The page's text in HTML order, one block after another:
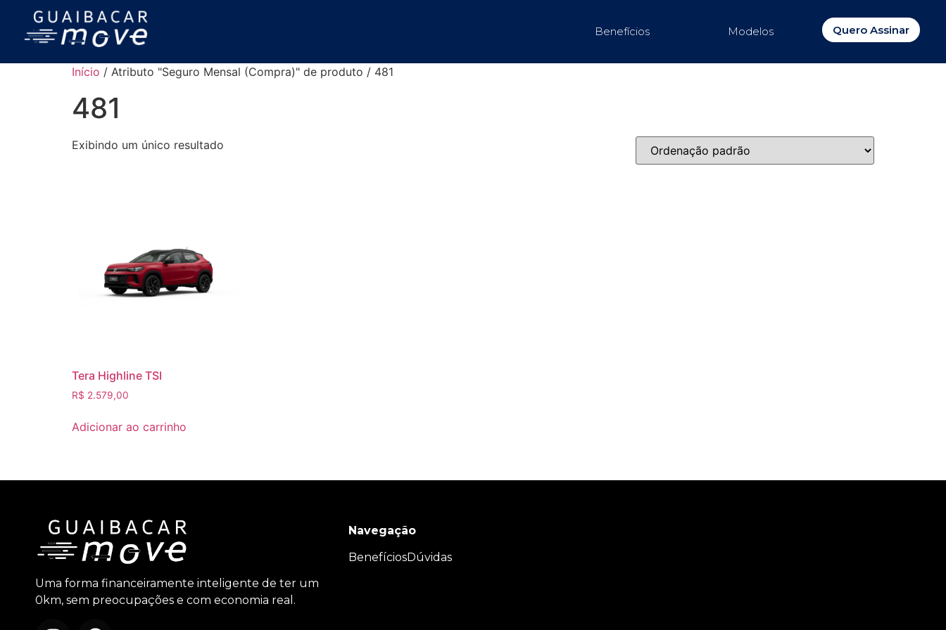
Modelos
Benefícios Quero Assinar
Início / Atributo "Seguro Mensal (Compra)" de produto / 481
481
Exibindo um único resultado
Tera Highline TSI
R$ 2.579,00
Adicionar ao carrinho
Uma forma financeiramente inteligente de ter um
0km, sem preocupações e com economia real.
Navegação
BenefíciosDúvidas